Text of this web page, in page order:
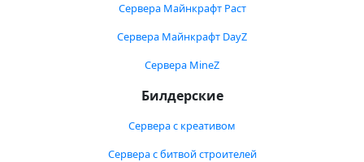
Сервера Майнкрафт Раст
Сервера Майнкрафт DayZ
Сервера MineZ
Билдерские
Сервера с креативом
Сервера с битвой строителей